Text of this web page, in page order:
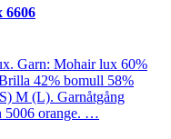
6606
Garn: Mohair lux 60%
42% bomull 58%
M (L). Garnåtgång
5006 orange. …